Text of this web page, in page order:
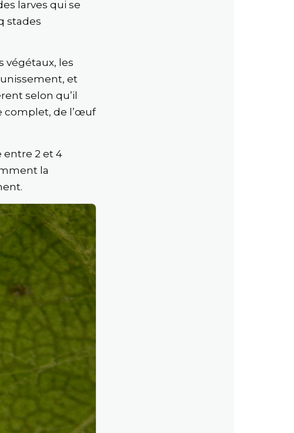
larves qui se
stades
végétaux, les
et
selon qu’il
complet, de l’œuf
entre 2 et 4
la